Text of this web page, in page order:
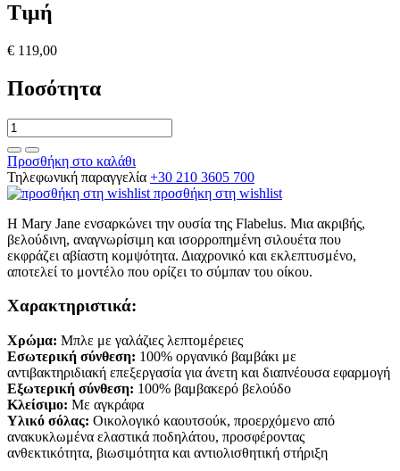
Τιμή
€ 119,00
Ποσότητα
Προσθήκη στο καλάθι
Τηλεφωνική παραγγελία +30 210 3605 700
προσθήκη στη wishlist
Η Mary Jane ενσαρκώνει την ουσία της Flabelus. Μια ακριβής,
βελούδινη, αναγνωρίσιμη και ισορροπημένη σιλουέτα που
εκφράζει αβίαστη κομψότητα. Διαχρονικό και εκλεπτυσμένο,
αποτελεί το μοντέλο που ορίζει το σύμπαν του οίκου.
Χαρακτηριστικά:
Χρώμα: Μπλε με γαλάζιες λεπτομέρειες
Εσωτερική σύνθεση: 100% οργανικό βαμβάκι με
αντιβακτηριδιακή επεξεργασία για άνετη και διαπνέουσα εφαρμογή
Εξωτερική σύνθεση: 100% βαμβακερό βελούδο
Κλείσιμο: Με αγκράφα
Υλικό σόλας: Οικολογικό καουτσούκ, προερχόμενο από
ανακυκλωμένα ελαστικά ποδηλάτου, προσφέροντας
ανθεκτικότητα, βιωσιμότητα και αντιολισθητική στήριξη